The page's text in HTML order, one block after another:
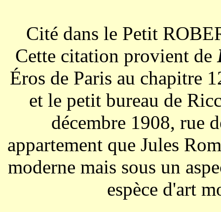
Cité dans le Petit
Cette citation provient de
Éros de Paris au chapitre
et le petit bureau de
décembre 1908, rue
appartement que Jules
moderne mais sous un
espèce d'art